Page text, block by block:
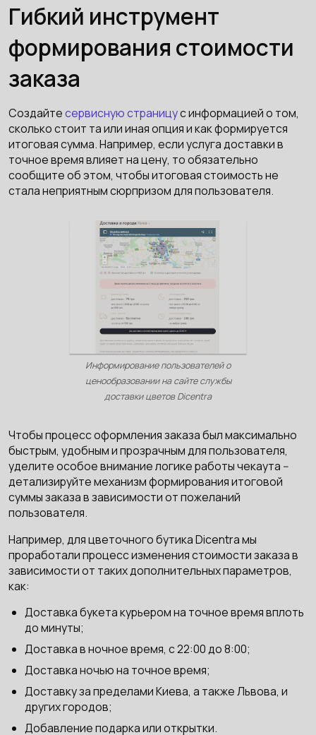
Гибкий инструмент
формирования стоимости
заказа
Создайтесервисную страницус информацией о том,
сколько стоит та или иная опция и как формируется
итоговая сумма. Например, если услуга доставки в
точное время влияет на цену, то обязательно
сообщите об этом, чтобы итоговая стоимость не
стала неприятным сюрпризом для пользователя.
Информирование пользователей о
ценообразовании на сайте службы
доставки цветов Dicentra
Чтобы процесс оформления заказа был максимально
быстрым, удобным и прозрачным для пользователя,
уделите особое внимание логике работы чекаута --
детализируйте механизм формирования итоговой
суммы заказа в зависимости от пожеланий
пользователя.
Например, для цветочного бутика Dicentra мы
проработали процесс изменения стоимости заказа в
зависимости от таких дополнительных параметров,
как:
Доставка букета курьером на точное время вплоть
до минуты;
Доставка в ночное время, с 22:00 до 8:00;
Доставка ночью на точное время;
Доставку за пределами Киева, а также Львова, и
других городов;
Добавление подарка или открытки.